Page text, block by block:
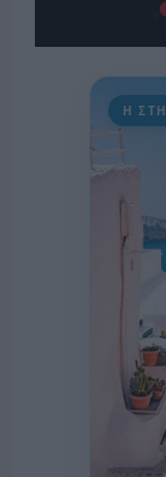
Η